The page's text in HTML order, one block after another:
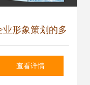
业形象策划的多
形式与实践路径
查看详情